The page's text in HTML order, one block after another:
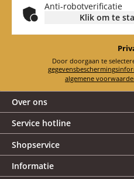
Anti-robotverificatie
Klik om te
algemene
Over ons
Service hotline
Shopservice
Informatie